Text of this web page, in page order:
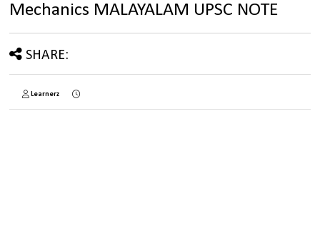
Mechanics MALAYALAM UPSC NOTE
SHARE:
Learnerz